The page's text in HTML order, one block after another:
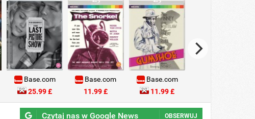
Base.com
25.99 £
Base.com
11.99 £
Base.com
11.99 £
Czytaj nas w Google News OBSERWUJ